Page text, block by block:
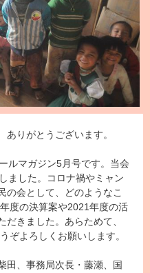
りがとうございます。
ルマガジン5月号です。当会
ました。コロナ禍やミャン
の会として、どのようなこ
度の決算案や2021年度の活
きました。あらためて、
ぞよろしくお願いします。
、事務局次長・藤瀬、国